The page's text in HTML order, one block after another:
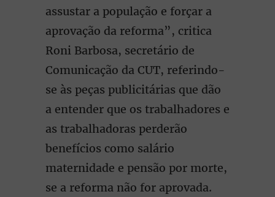
assustar a população e forçar a
aprovação da reforma”, critica
Roni Barbosa, secretário de
Comunicação da CUT, referindo-
se às peças publicitárias que dão
a entender que os trabalhadores e
as trabalhadoras perderão
benefícios como salário
maternidade e pensão por morte,
se a reforma não for aprovada.